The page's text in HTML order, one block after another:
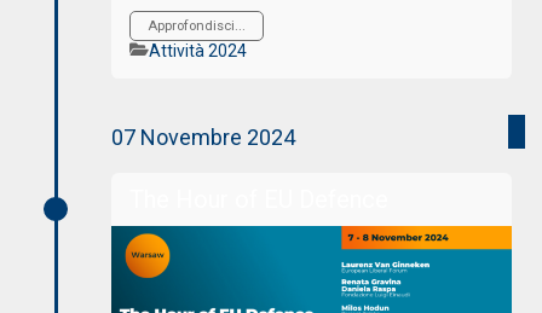
Approfondisci...
Categorie
Attività 2024
07 Novembre 2024